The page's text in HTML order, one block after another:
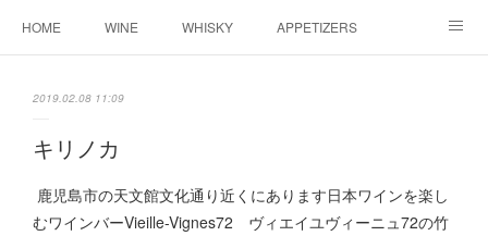
HOME WINE WHISKY APPETIZERS
2019.02.08 11:09
キリノカ
鹿児島市の天文館文化通り近くにあります日本ワインを楽し
むワインバーVieille-Vignes72 ヴィエイユヴィーニュ72の竹